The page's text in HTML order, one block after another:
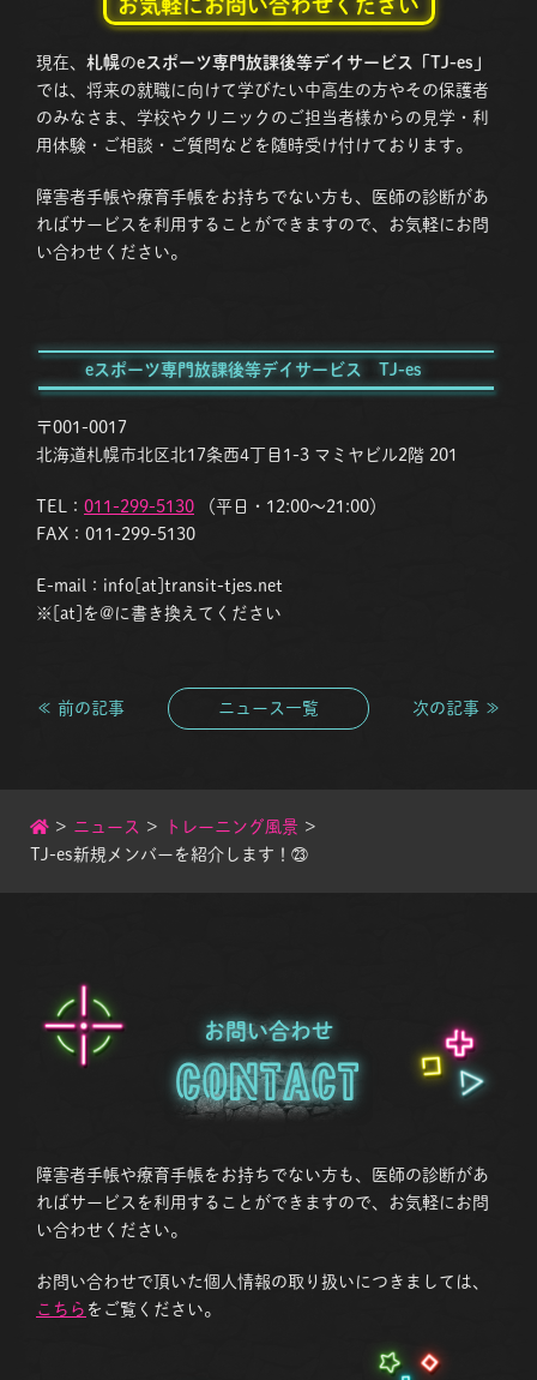
現在、 札幌のeスポーツ専門放課後等デイサービス「TJ-es」
では、将来の就職に向けて学びたい中高生の方やその保護者
のみなさま、学校やクリニックのご担当者様からの見学・利
用体験・ご相談・ご質問などを随時受け付けております。
障害者手帳や療育手帳をお持ちでない方も、医師の診断があ
ればサービスを利用することができますので、お気軽にお問
い合わせください。
eスポーツ専門放課後等デイサービス TJ-es
〒001-0017
北海道札幌市北区北17条西4丁目1-3 マミヤビル2階 201
TEL： 011-299-5130 （平日・12:00〜21:00）
FAX：011-299-5130
E-mail：info[at]transit-tjes.net
※[at]を@に書き換えてください
≪ 前の記事 ニュース一覧 次の記事 ≫
> ニュース > トレーニング風景 >
TJ-es新規メンバーを紹介します！㉓
お問い合わせ
Contact
障害者手帳や療育手帳をお持ちでない方も、医師の診断があ
ればサービスを利用することができますので、お気軽にお問
い合わせください。
お問い合わせで頂いた個人情報の取り扱いにつきましては、
こちら をご覧ください。